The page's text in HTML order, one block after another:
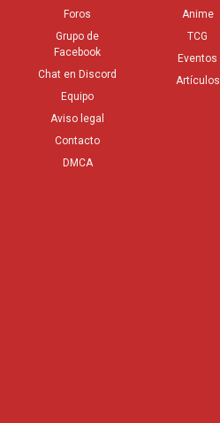
Foros
Grupo de
Facebook
Chat en Discord
Equipo
Aviso legal
Contacto
DMCA
Anime
TCG
Eventos
Artículos